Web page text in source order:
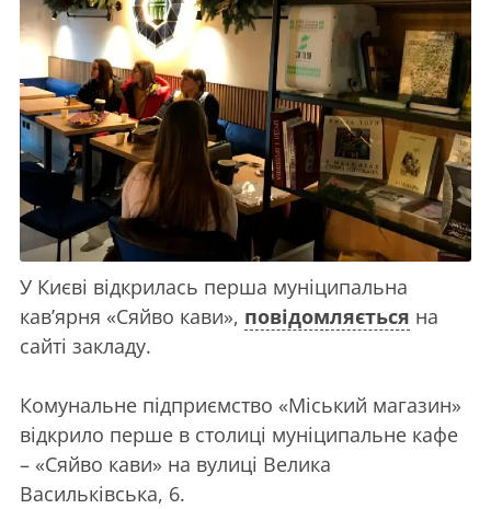
У Києві відкрилась перша муніципальна
кав’ярня «Сяйво кави», повідомляється на
сайті закладу.
Комунальне підприємство «Міський магазин»
відкрило перше в столиці муніципальне кафе
– «Сяйво кави» на вулиці Велика
Васильківська, 6.